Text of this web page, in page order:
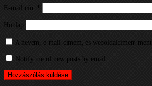
E-mail cím *
Honlap
A nevem, e-mail-címem, és weboldalcímem
Notify me of new posts by email.